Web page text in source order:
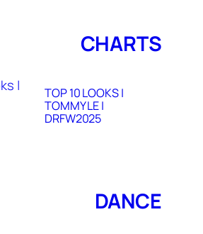
CHARTS
TOP 10 LOOKS |
TOMMY LE |
DRFW2025
DANCE